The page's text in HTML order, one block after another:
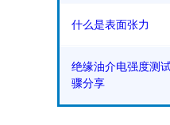
什么是表面张力
绝缘油介电强度测
骤分享